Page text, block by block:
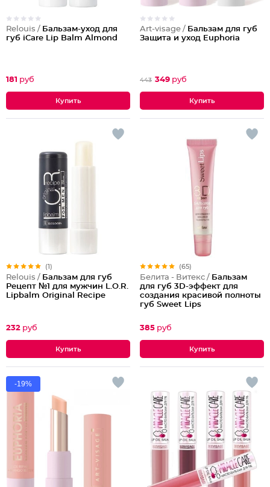
Relouis / Бальзам-уход для
губ iCare Lip Balm Almond
181 руб
Art-visage / Бальзам для губ
Защита и уход Euphoria
443 349 руб
(1)
Relouis / Бальзам для губ
Рецепт №1 для мужчин L.O.R.
Lipbalm Original Recipe
232 руб
(65)
Белита - Витекс / Бальзам
для губ 3D-эффект для
создания красивой полноты
губ Sweet Lips
385 руб
-19%